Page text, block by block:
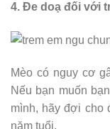
4. Đe doạ đối với
Mèo có nguy cơ
Nếu bạn muốn
mình, hãy đợi cho
năm tuổi.